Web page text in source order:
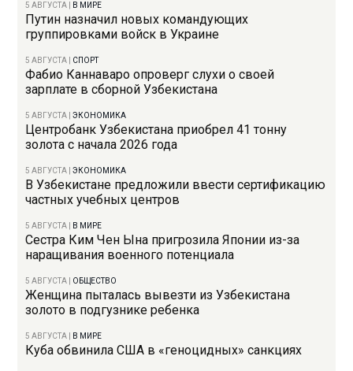
5 АВГУСТА В МИРЕ
Путин назначил новых командующих
группировками войск в Украине
5 АВГУСТА СПОРТ
Фабио Каннаваро опроверг слухи о своей
зарплате в сборной Узбекистана
5 АВГУСТА |ЭКОНОМИКА
Центробанк Узбекистана приобрел 41 тонну
золота с начала 2026 года
5 АВГУСТА |ЭКОНОМИКА
В Узбекистане предложили ввести сертификацию
частных учебных центров
5 АВГУСТА В МИРЕ
Сестра Ким Чен Ына пригрозила Японии из-за
наращивания военного потенциала
5 АВГУСТА ОБЩЕСТВО
Женщина пыталась вывезти из Узбекистана
золото в подгузнике ребенка
5 АВГУСТА В МИРЕ
Куба обвинила США в «геноцидных» санкциях